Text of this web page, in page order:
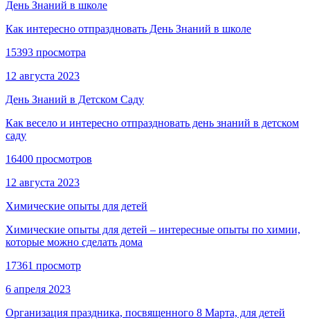
День Знаний в школе
Как интересно отпраздновать День Знаний в школе
15393 просмотра
12 августа 2023
День Знаний в Детском Саду
Как весело и интересно отпраздновать день знаний в детском
саду
16400 просмотров
12 августа 2023
Химические опыты для детей
Химические опыты для детей – интересные опыты по химии,
которые можно сделать дома
17361 просмотр
6 апреля 2023
Организация праздника, посвященного 8 Марта, для детей